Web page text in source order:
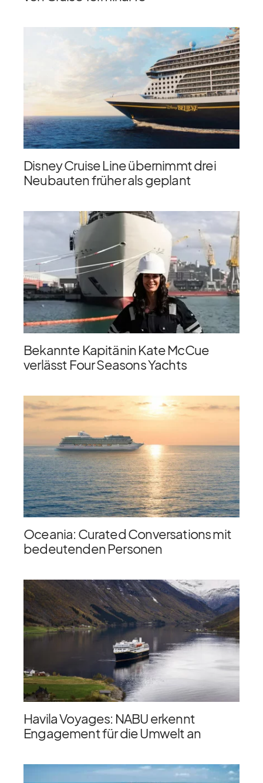
Disney Cruise Line übernimmt drei
Neubauten früher als geplant
Bekannte Kapitänin Kate McCue
verlässt Four Seasons Yachts
Oceania: Curated Conversations mit
bedeutenden Personen
Havila Voyages: NABU erkennt
Engagement für die Umwelt an